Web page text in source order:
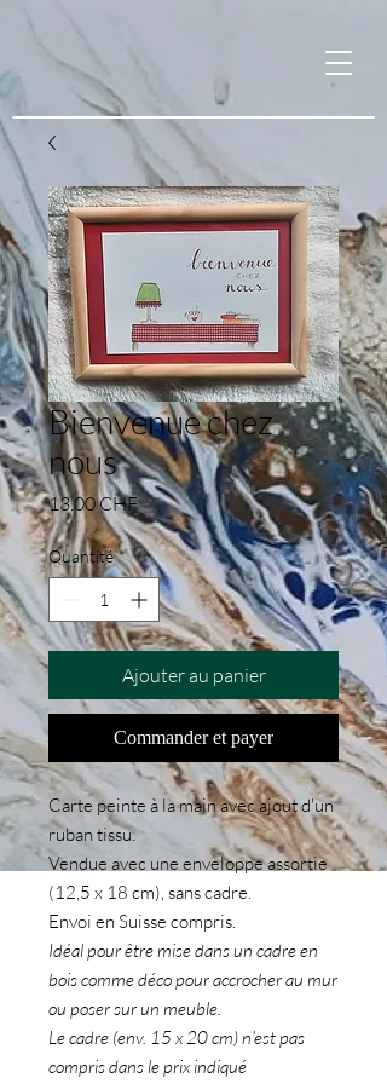
Bienvenue chez
nous
13.00 CHFPrix
Quantité *
Ajouter au panier
Commander et payer
Carte peinte à la main avec ajout d'un
ruban tissu.
Vendue avec une enveloppe assortie
(12,5 x 18 cm), sans cadre.
Envoi en Suisse compris.
Idéal pour être mise dans un cadre en
bois comme déco pour accrocher au mur
ou poser sur un meuble.
Le cadre (env. 15 x 20 cm) n'est pas
compris dans le prix indiqué